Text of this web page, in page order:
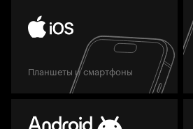
Планшеты и смартфоны